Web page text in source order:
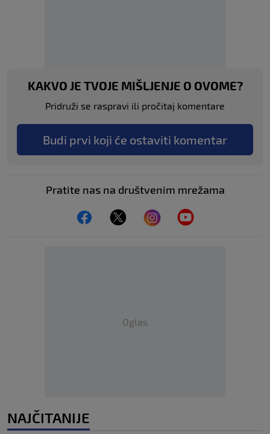
KAKVO JE TVOJE MIŠLJENJE O OVOME?
Pridruži se raspravi ili pročitaj komentare
Budi prvi koji će ostaviti komentar
Pratite nas na društvenim mrežama
Oglas
NAJČITANIJE